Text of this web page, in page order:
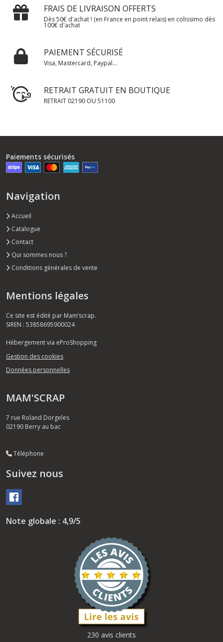
FRAIS DE LIVRAISON OFFERTS
Dès 50€ d'achat ! (en France en point relais) en colissimo dès
100€ d'achat
PAIEMENT SÉCURISÉ
Visa, Mastercard, Paypal...
RETRAIT GRATUIT EN BOUTIQUE
RETRAIT 02190 OU 51100
Paiements sécurisés
Navigation
Accueil
Catalogue
Contact
Qui sommes nous ?
Conditions générales de vente
Mentions légales
Ce site est édité par Mam’scrap.
SIREN : 53858695900024
Hébergement via eProShopping
Gestion des cookies
Données personnelles
MAM'SCRAP
7 rue Roland Dorgeles
02190 Berry au bac
Téléphone
Suivez nous
Note globale : 4,9/5
230 avis clients